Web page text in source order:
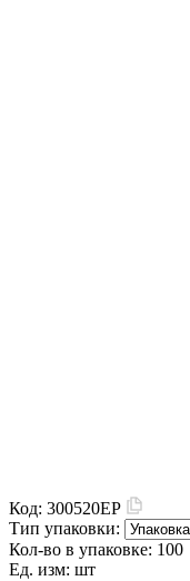
Код: 300520EP
Тип упаковки:
Кол-во в упаковке: 100
Ед. изм: шт